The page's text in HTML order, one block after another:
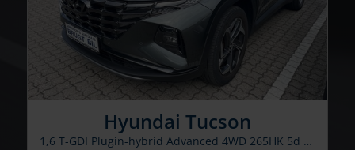
Hyundai Tucson
1,6 T-GDI Plugin-hybrid Advanced 4WD 265HK 5d 6g Aut.